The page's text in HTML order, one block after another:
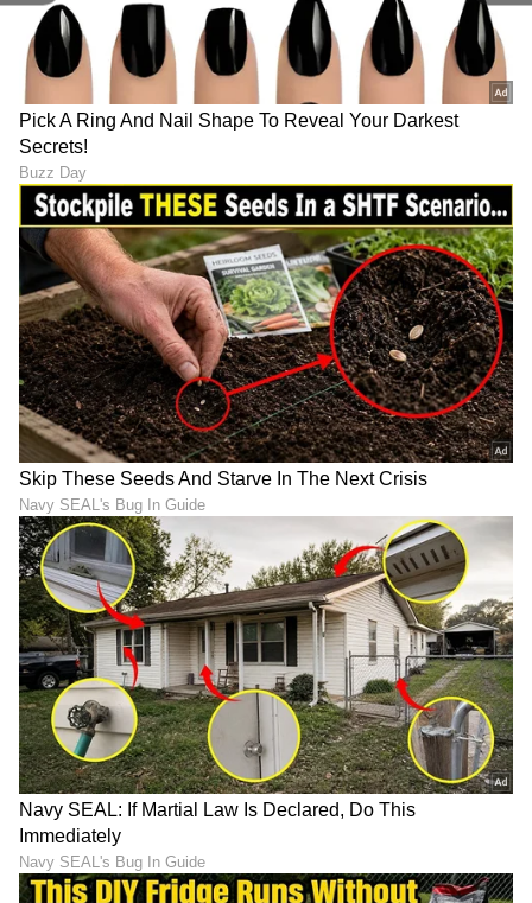
ABOUT THE AUTHOR
Sushma Hegde
ಸುವರ್ಣ ನ್ಯೂಸ್ ಸುದ್ದಿ ಮಾಧ್ಯಮದ ಡಿಜಿಟಲ್ ವಿಭಾಗದಲ್ಲಿ ಕಳೆದ
ಮೂರು ವರ್ಷಗಳಿಂದ ಕೆಲಸ ಮಾಡುತ್ತಿದ್ದೇನೆ. ದೃಶ್ಯ ಮಾಧ್ಯಮ,
ಡಿಜಿಟಲ್‌ ಮಾಧ್ಯಮದಲ್ಲಿ 5 ವರ್ಷ ಕೆಲಸ ಮಾಡಿದ ಅನುಭವವಿದೆ.
SDM ಉಜಿರೆಯಲ್ಲಿ ಪತ್ರಿಕೋದ್ಯಮದ ಸ್ನಾತಕೋತ್ತರ ಪದವಿ.
ಸುದ್ದಿಲೋಕದಲ್ಲಿ ರಾಜಕೀಯ, ದೇಶ, ಜ್ಯೋತಿಷ್ಯ, ಜೀವನಶೈಲಿ,
ವಾಣಿಜ್ಯ, ಕ್ರೈಂ ಸುದ್ದಿಗಳಲ್ಲಿ ಆಸಕ್ತಿ.
ಜ್ಯೋತಿಷ್ಯ ಅದೃಷ್ಟ
ಆರೋಗ್ಯ, ಸೌಂದರ್ಯ, ಫಿಟ್‌ನೆಸ್,ಕಿಚನ್ ಟಿಪ್ಸ್‌,
ಸಂಬಂಧ,ಫ್ಯಾಷನ್,ರೆಸಿಪಿಅಪ್ಡೇಟ್‌ಗಳಿಗಾಗಿ
ಏಷ್ಯಾನೆಟ್ ಸುವರ್ಣ ನ್ಯೂಸ್‌ ಫಾಲೋ ಮಾಡಿ.
ಸಂಪೂರ್ಣ ಮಾಹಿತಿ ಒಂದೇ ಕ್ಲಿಕ್‌ನಲ್ಲಿ ಲಭ್ಯ. ಏಷ್ಯಾನೆಟ್
ಸುವರ್ಣ ನ್ಯೂಸ್ ಅಧಿಕೃತ ಆ್ಯಪ್ ಡೌನ್‌ಲೋಡ್ ಮಾಡಿ
ಹಾಗು ಎಲ್ಲಾ ಅಪ್‌ಡೇಟ್ ಗಳನ್ನು ಪಡೆಯಿರಿ.